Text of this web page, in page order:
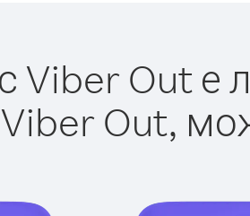
Viber Out е
Out,